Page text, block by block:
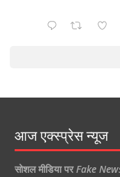
आज एक्स्प्रेस न्यूज
सोशल मीडिया परFake